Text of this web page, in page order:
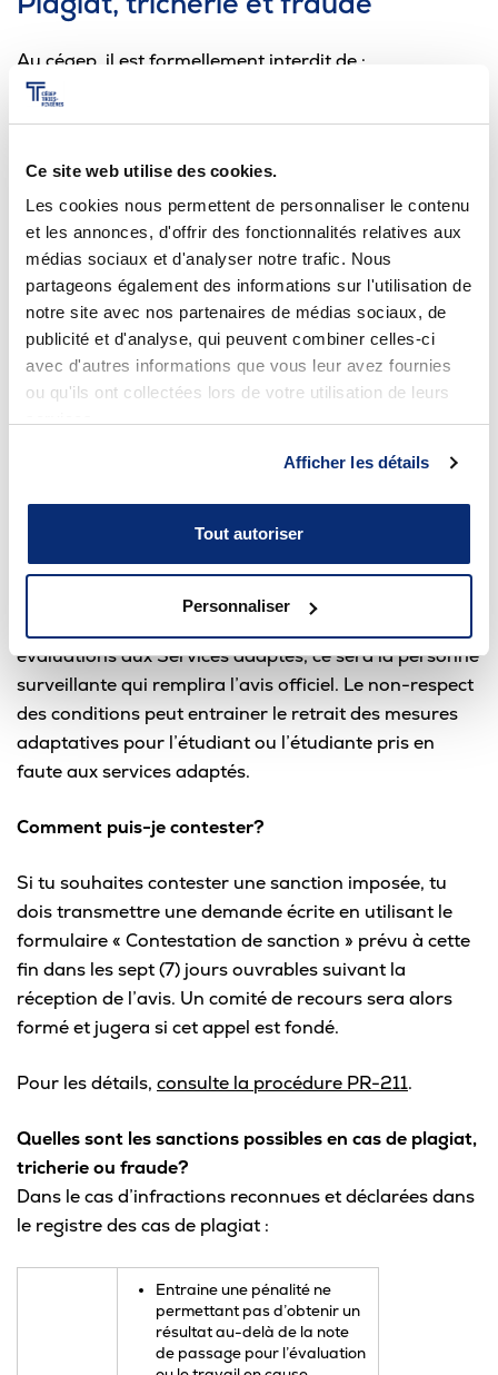
Ce site web utilise des cookies.
Les cookies nous permettent de personnaliser le contenu
et les annonces, d'offrir des fonctionnalités relatives aux
médias sociaux et d'analyser notre trafic. Nous
partageons également des informations sur l'utilisation de
notre site avec nos partenaires de médias sociaux, de
publicité et d'analyse, qui peuvent combiner celles-ci
avec d'autres informations que vous leur avez fournies
ou qu'ils ont collectées lors de votre utilisation de leurs
Afficher les détails
Tout autoriser
Personnaliser
Au cégep, il est formellement interdit de :
copier le travail ou les idées de quelqu’un d’autre
le crédit;
se donner ou donner un avantage indu et non
autorisé ou de commettre un acte malhonnête fait
dans le but de tromper autrui;
utiliser tout matériel non permis par l’enseignant
ou l’enseignante;
fausser son évaluation ou celle d’un autre, en
utilisant des moyens déloyaux.
Qu’est-ce qui va se passer si mon enseignant
soupçonne du plagiat, de la tricherie ou de la fraude?
un avis officiel mentionnant les sanctions imposées et
t’en remettra une copie. Cet avis est conservé à ton
dossier d’étudiant.
évaluations aux Services adaptés, ce sera la personne
surveillante qui remplira l’avis officiel. Le non-respect
des conditions peut entrainer le retrait des mesures
adaptatives pour l’étudiant ou l’étudiante pris en
faute aux services adaptés.
Comment puis-je contester?
Si tu souhaites contester une sanction imposée, tu
dois transmettre une demande écrite en utilisant le
formulaire « Contestation de sanction » prévu à cette
fin dans les sept (7) jours ouvrables suivant la
réception de l’avis. Un comité de recours sera alors
formé et jugera si cet appel est fondé.
Pour les détails, consulte la procédure PR-211.
Quelles sont les sanctions possibles en cas de plagiat,
tricherie ou fraude?
Dans le cas d’infractions reconnues et déclarées dans
le registre des cas de plagiat :
Entraine une pénalité ne
permettant pas d’obtenir un
résultat au-delà de la note
de passage pour l’évaluation